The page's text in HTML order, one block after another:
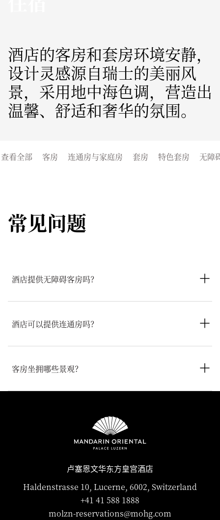
酒店的客房和套房环境安静，
设计灵感源自瑞士的美丽风
景，采用地中海色调，营造出
温馨、舒适和奢华的氛围。
查看全部 客房 连通房与家庭房 套房 特色套房 无障
常见问题
酒店提供无障碍客房吗？
的住宿体验。配备无障碍浴室、扶手、电视字幕和无障碍淋浴
间。
酒店可以提供连通房吗？
订您的心仪住宿，请提前联系预订团队。
客房坐拥哪些景观？
景，而其他客房则俯瞰卢塞恩的屋顶与城市风光。
多间套房还可同时饱览湖泊与四周山峦美景，营造更加沉浸式的
卢塞恩文华东方皇宫酒店
Haldenstrasse 10, Lucerne, 6002, Switzerland
+41 41 588 1888
molzn-reservations@mohg.com